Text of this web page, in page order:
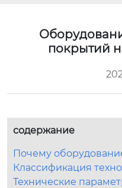
покрытий
содержание
Почему
Классификация
Технические